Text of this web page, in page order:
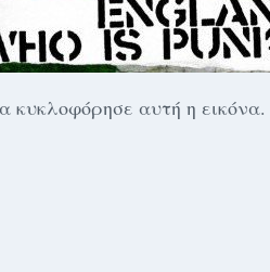
κυκλοφόρησε αυτή η